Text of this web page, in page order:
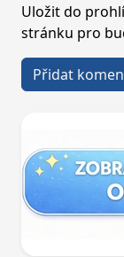
Uložit do
stránku pro